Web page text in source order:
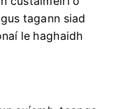
tagann siad
le haghaidh